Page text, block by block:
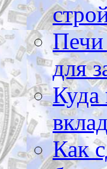
Печи
для
Куда
Как